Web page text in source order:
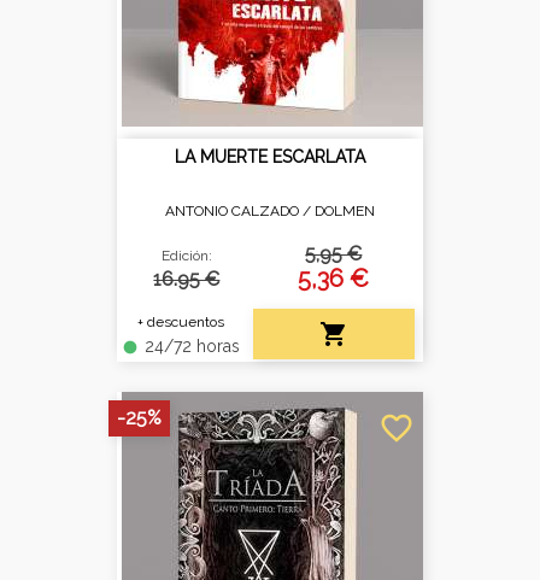
LA MUERTE ESCARLATA
ANTONIO CALZADO / DOLMEN
Edición:
16.95 €
+ descuentos
fiber_manual_record 24/72 horas
5,95 €
5,36 €

favorite_border
-25%